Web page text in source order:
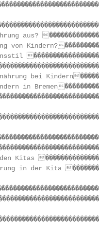
aus?
von
bei
in
Kitas
in der Kita